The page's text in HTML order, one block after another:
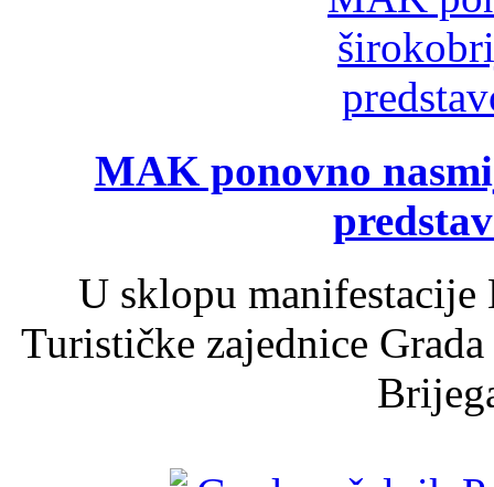
MAK ponovno
U sklopu
Turističke zajednice